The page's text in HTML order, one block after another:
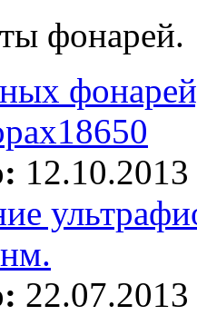
фонарей.
12.10.2013
22.07.2013